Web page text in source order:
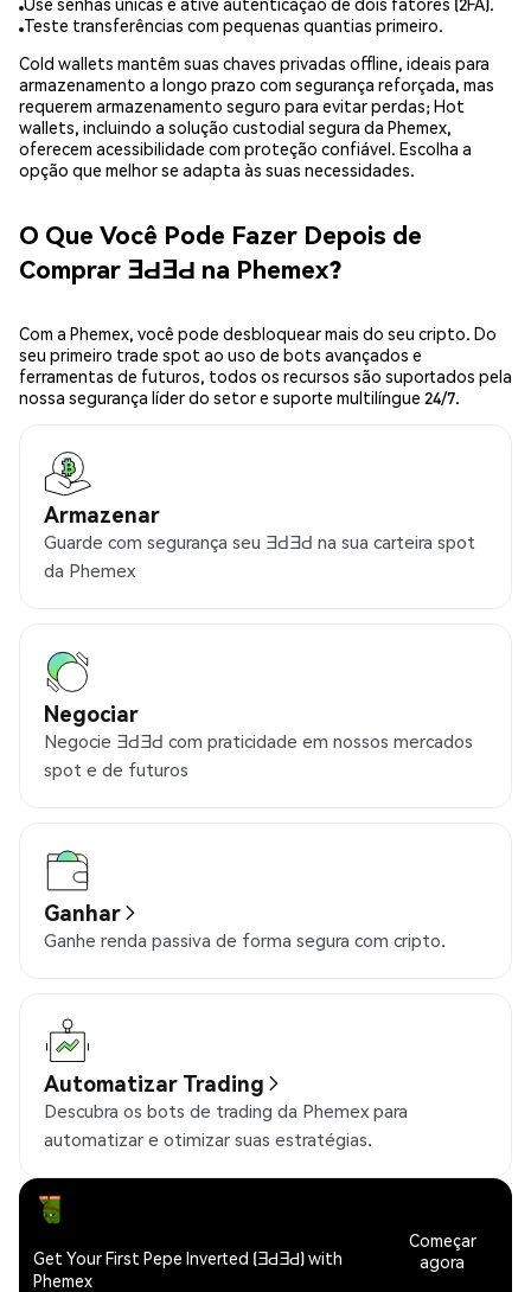
Teste transferências com pequenas quantias primeiro.
Cold wallets mantêm suas chaves privadas offline, ideais para
armazenamento a longo prazo com segurança reforçada, mas
requerem armazenamento seguro para evitar perdas; Hot
wallets, incluindo a solução custodial segura da Phemex,
oferecem acessibilidade com proteção confiável. Escolha a
opção que melhor se adapta às suas necessidades.
O Que Você Pode Fazer Depois de
Comprar ƎԀƎԀ na Phemex?
Com a Phemex, você pode desbloquear mais do seu cripto. Do
seu primeiro trade spot ao uso de bots avançados e
ferramentas de futuros, todos os recursos são suportados pela
nossa segurança líder do setor e suporte multilíngue 24/7.
Armazenar
Guarde com segurança seu ƎԀƎԀ na sua carteira spot
da Phemex
Negociar
Negocie ƎԀƎԀ com praticidade em nossos mercados
spot e de futuros
Ganhar
Ganhe renda passiva de forma segura com cripto.
Automatizar Trading
Descubra os bots de trading da Phemex para
automatizar e otimizar suas estratégias.
Get Your First Pepe Inverted (ƎԀƎԀ) with
Phemex
Começar
agora